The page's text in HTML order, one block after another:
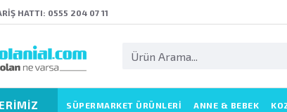
HATTI: 0555 204 07 11
SÜPERMARKET ÜRÜNLERI ANNE & BEBEK